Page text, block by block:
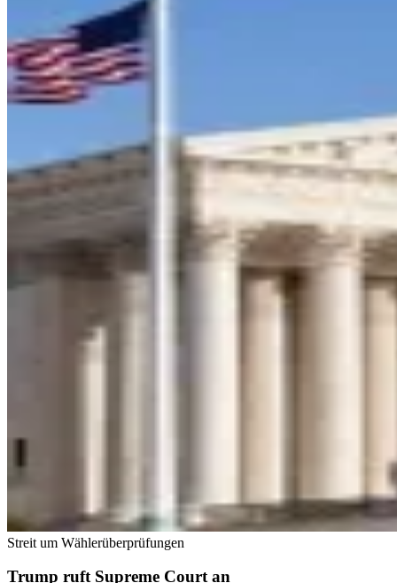
Streit um Wählerüberprüfungen
Trump ruft Supreme Court an